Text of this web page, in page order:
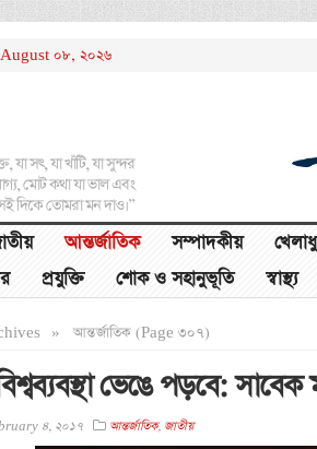
08, 2026
যা সৎ, যা খাঁটি, যা সুন্দর
মোট কথা যা ভাল এবং
দিকে তোমরা মন দাও।”
আন্তর্জাতিক সম্পাদকীয়
প্রযুক্তি শোক ও সহানুভূতি স্বাস্থ্য
» আন্তর্জাতিক (Page 307)
ভেঙে পড়বে: সাবেক
4, 2017 আন্তর্জাতিক, জাতীয়